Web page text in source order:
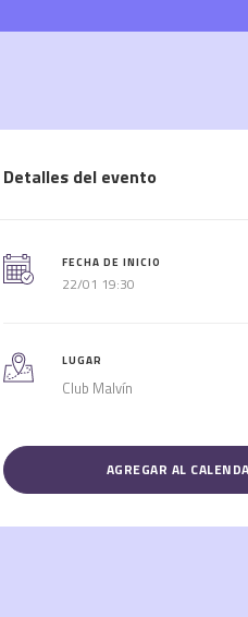
Detalles del evento
FECHA DE INICIO
22/01 19:30
LUGAR
Club Malvín
AGREGAR AL